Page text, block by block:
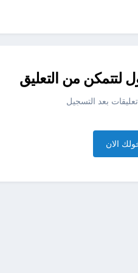
من التعليق
بعد التسجيل
الان